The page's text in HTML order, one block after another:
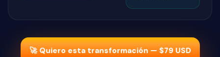
🚀 Quiero esta transformación — $79 USD